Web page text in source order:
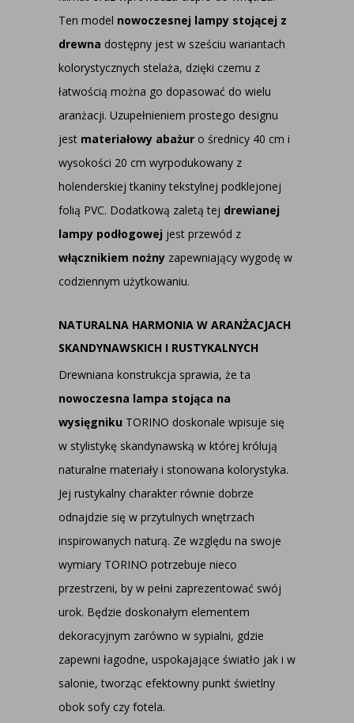
Ten model nowoczesnej lampy stojącej z
drewna dostępny jest w sześciu wariantach
kolorystycznych stelaża, dzięki czemu z
łatwością można go dopasować do wielu
aranżacji. Uzupełnieniem prostego designu
jest materiałowy abażur o średnicy 40 cm i
wysokości 20 cm wyrpodukowany z
holenderskiej tkaniny tekstylnej podklejonej
folią PVC. Dodatkową zaletą tej drewianej
lampy podłogowej jest przewód z
włącznikiem nożny zapewniający wygodę w
codziennym użytkowaniu.
NATURALNA HARMONIA W ARANŻACJACH
SKANDYNAWSKICH I RUSTYKALNYCH
Drewniana konstrukcja sprawia, że ta
nowoczesna lampa stojąca na
wysięgniku TORINO doskonale wpisuje się
w stylistykę skandynawską w której królują
naturalne materiały i stonowana kolorystyka.
Jej rustykalny charakter równie dobrze
odnajdzie się w przytulnych wnętrzach
inspirowanych naturą. Ze względu na swoje
wymiary TORINO potrzebuje nieco
przestrzeni, by w pełni zaprezentować swój
urok. Będzie doskonałym elementem
dekoracyjnym zarówno w sypialni, gdzie
zapewni łagodne, uspokajające światło jak i w
salonie, tworząc efektowny punkt świetlny
obok sofy czy fotela.